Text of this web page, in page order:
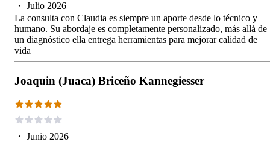
・ Julio 2026
La consulta con Claudia es siempre un aporte desde lo técnico y
humano. Su abordaje es completamente personalizado, más allá de
un diagnóstico ella entrega herramientas para mejorar calidad de
vida
Joaquin (Juaca) Briceño Kannegiesser
・ Junio 2026